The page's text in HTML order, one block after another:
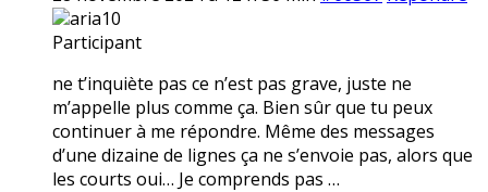
aria10
Participant
ne t’inquiète pas ce n’est pas grave, juste ne
m’appelle plus comme ça. Bien sûr que tu peux
continuer à me répondre. Même des messages
d’une dizaine de lignes ça ne s’envoie pas, alors que
les courts oui… Je comprends pas …